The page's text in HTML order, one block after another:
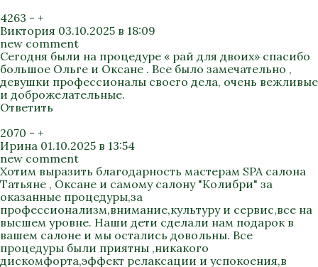
4263 - +
Виктория 03.10.2025 в 18:09
new comment
Сегодня были на процедуре « рай для двоих» спасибо
большое Ольге и Оксане . Все было замечательно ,
девушки профессионалы своего дела, очень вежливые
и доброжелательные.
Ответить
2070 - +
Ирина 01.10.2025 в 13:54
new comment
Хотим выразить благодарность мастерам SPA салона
Татьяне , Оксане и самому салону "Колибри" за
оказанные процедуры,за
профессионализм,внимание,культуру и сервис,все на
высшем уровне. Наши дети сделали нам подарок в
вашем салоне и мы остались довольны. Все
процедуры были приятны ,никакого
дискомфорта,эффект релаксации и успокоения,в